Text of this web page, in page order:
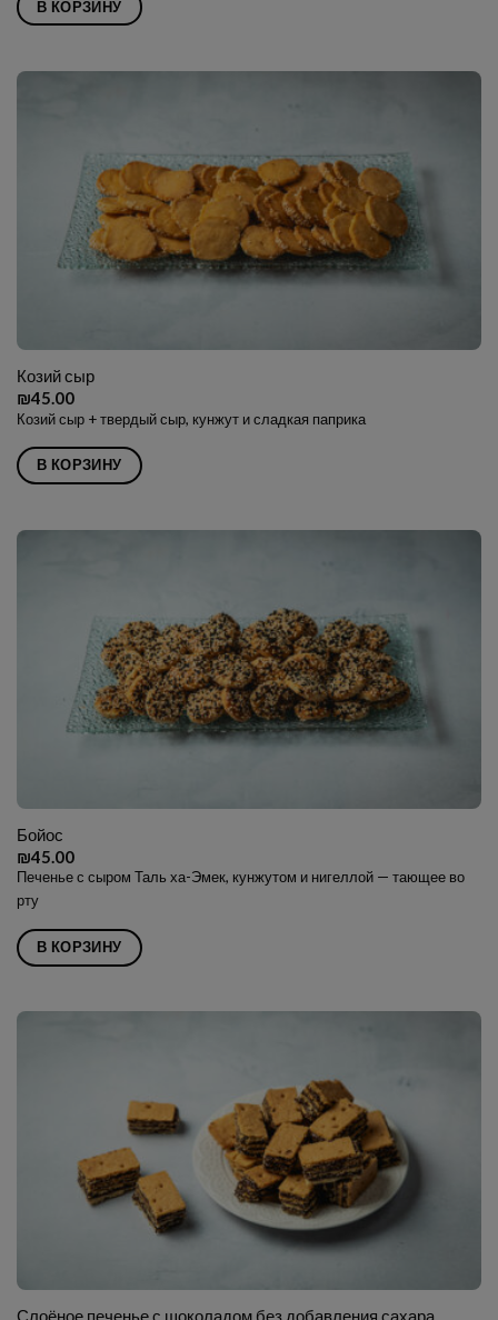
В КОРЗИНУ
Козий сыр
₪45.00
Козий сыр + твердый сыр, кунжут и сладкая паприка
В КОРЗИНУ
Бойос
₪45.00
Печенье с сыром Таль ха-Эмек, кунжутом и нигеллой — тающее во
рту
В КОРЗИНУ
Слоёное печенье с шоколадом без добавления сахара